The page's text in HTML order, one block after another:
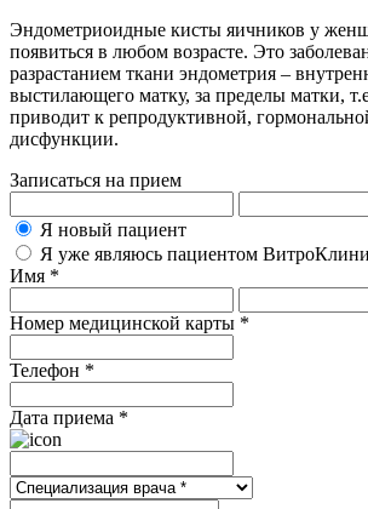
Эндометриоидные кисты яичников у
появиться в любом возрасте. Это
разрастанием ткани эндометрия –
выстилающего матку, за пределы матки,
приводит к репродуктивной,
дисфункции.
Записаться на прием
Я новый пациент
Я уже являюсь пациентом
Имя *
Номер медицинской карты *
Телефон *
Дата приема *